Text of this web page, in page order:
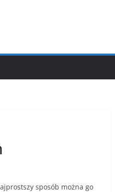
sposób można go